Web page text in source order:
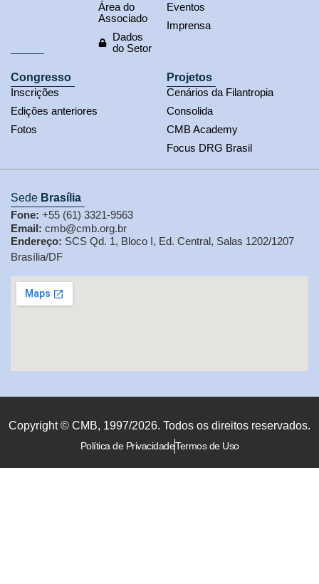
Área do
Associado
Dados
do Setor
Eventos
Imprensa
Congresso
Inscrições
Edições anteriores
Fotos
Projetos
Cenários da Filantropia
Consolida
CMB Academy
Focus DRG Brasil
Sede Brasília
Fone: +55 (61) 3321-9563
Email: cmb@cmb.org.br
Endereço: SCS Qd. 1, Bloco I, Ed. Central, Salas 1202/1207
Brasília/DF
Copyright © CMB, 1997/2026. Todos os direitos reservados.
Política de PrivacidadeTermos de Uso